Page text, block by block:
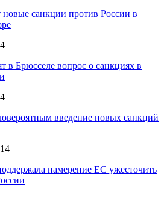
новые санкции против России в
Брюсселе вопрос о санкциях в
введение новых санкций
намерение ЕС ужесточить